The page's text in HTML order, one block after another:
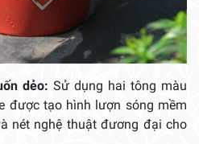
dẻo: Sử dụng hai tông màu
được tạo hình lượn sóng mềm
nét nghệ thuật đương đại cho